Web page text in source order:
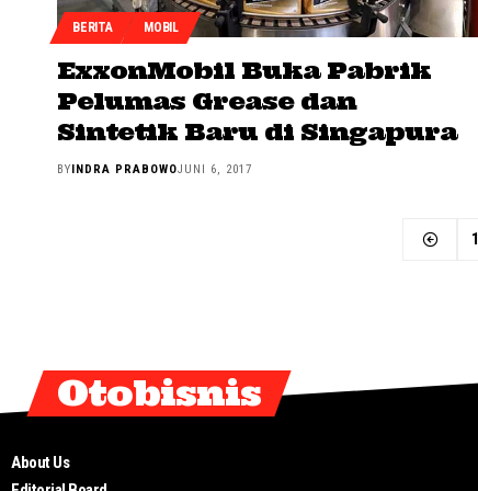
BERITA MOBIL
ExxonMobil Buka Pabrik
Pelumas Grease dan
Sintetik Baru di Singapura
BYINDRA PRABOWOJUNI 6, 2017
1
Otobisnis
About Us